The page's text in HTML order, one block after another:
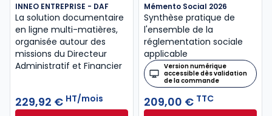
INNEO ENTREPRISE - DAF
La solution documentaire
en ligne multi-matières,
organisée autour des
missions du Directeur
Administratif et Financier
229,92 € HT/mois
Mémento Social 2026
Synthèse pratique de
l'ensemble de la
réglementation sociale
applicable
Version numérique
accessible dès validation
de la commande
209,00 € TTC